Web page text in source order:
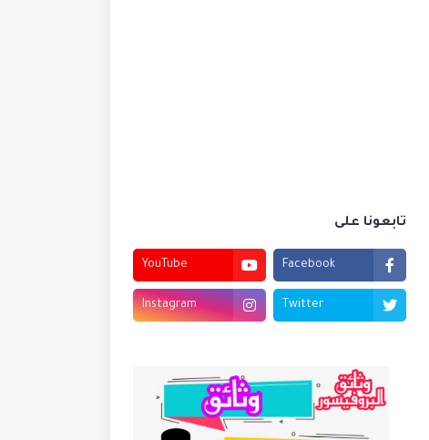
تابعونا على
Facebook
YouTube
Twitter
Instagram